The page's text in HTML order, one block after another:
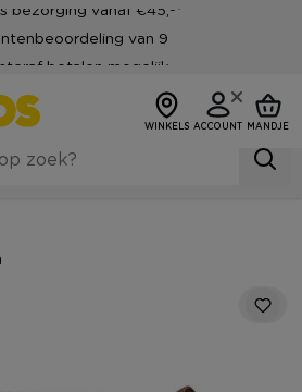
bezorging vanaf €45,-*
van 9
betalen mogelijk
WINKELS ACCOUNT MANDJE